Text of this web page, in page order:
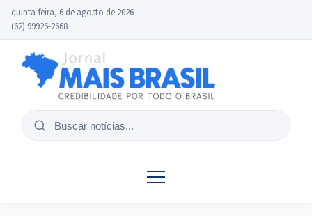
quinta-feira, 6 de agosto de 2026
(62) 99926-2668
Buscar